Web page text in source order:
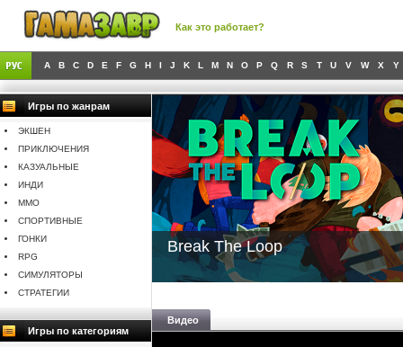
Как это работает?
A B C D E F G H I J K L M N O P Q R S T U V W X Y
Игры по жанрам
ЭКШЕН
ПРИКЛЮЧЕНИЯ
КАЗУАЛЬНЫЕ
ИНДИ
MMO
СПОРТИВНЫЕ
ГОНКИ
RPG
СИМУЛЯТОРЫ
СТРАТЕГИИ
Игры по категориям
Break The Loop
Видео